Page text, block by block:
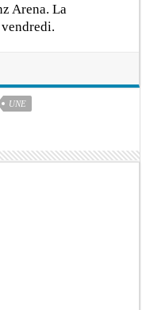
Arena. La
UNE